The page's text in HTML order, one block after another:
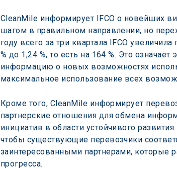
CleanMile информирует IFCO о новейших
шагом в правильном направлении, но
году всего за три квартала IFCO
% до 1,24 %, то есть на 164 %. Это
информацию о новых возможностях
максимальное использование всех
Кроме того, CleanMile информирует
партнерские отношения для обмена
инициатив в области устойчивого
чтобы существующие перевозчики
заинтересованными партнерами, которые
прогресса.